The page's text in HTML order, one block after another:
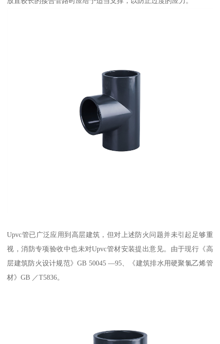
Upvc管已广泛应用到高层建筑，但对上述防火问题并未引起足够重
视，消防专项验收中也未对Upvc管材安装提出意见。由于现行《高
层建筑防火设计规范》GB 50045 —95、《建筑排水用硬聚氯乙烯管
材》GB ／T5836。